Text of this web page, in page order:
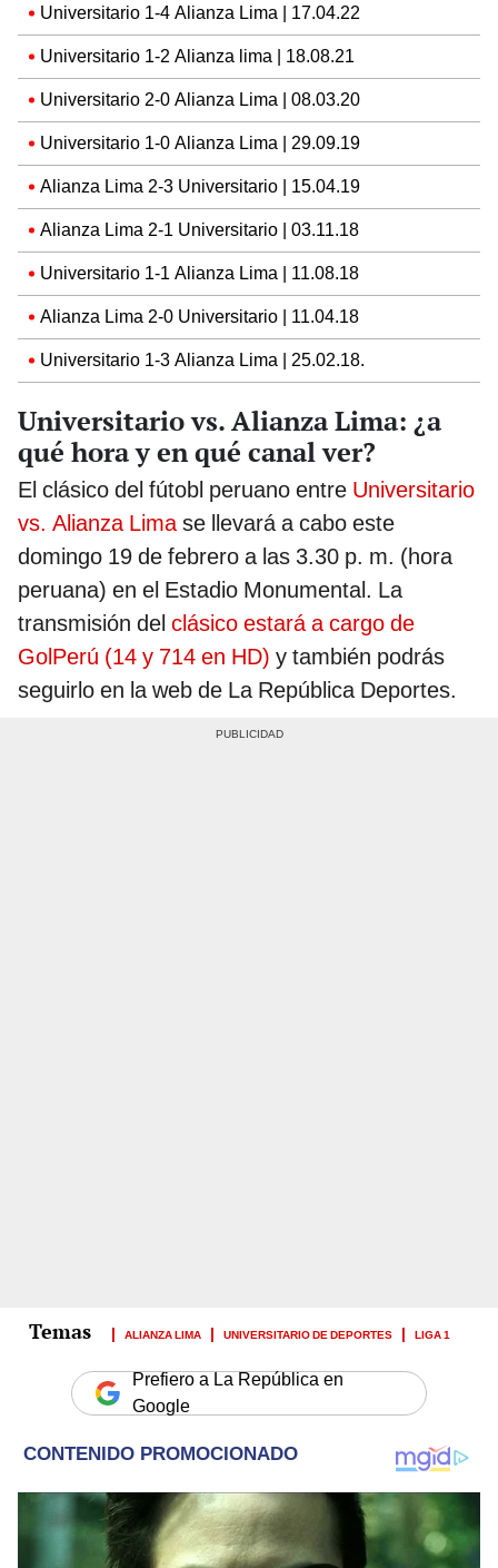
Universitario 1-4 Alianza Lima | 17.04.22
Universitario 1-2 Alianza lima | 18.08.21
Universitario 2-0 Alianza Lima | 08.03.20
Universitario 1-0 Alianza Lima | 29.09.19
Alianza Lima 2-3 Universitario | 15.04.19
Alianza Lima 2-1 Universitario | 03.11.18
Universitario 1-1 Alianza Lima | 11.08.18
Alianza Lima 2-0 Universitario | 11.04.18
Universitario 1-3 Alianza Lima | 25.02.18.
Universitario vs. Alianza Lima: ¿a
qué hora y en qué canal ver?
El clásico del fútobl peruano entre Universitario
vs. Alianza Limase llevará a cabo este
domingo 19 de febrero a las 3.30 p. m. (hora
peruana) en el Estadio Monumental. La
transmisión del clásico estará a cargo de
GolPerú (14 y 714 en HD) y también podrás
seguirlo en la web de La República Deportes.
ALIANZA LIMA UNIVERSITARIO DE DEPORTES LIGA 1
Prefiero a La República en
Google